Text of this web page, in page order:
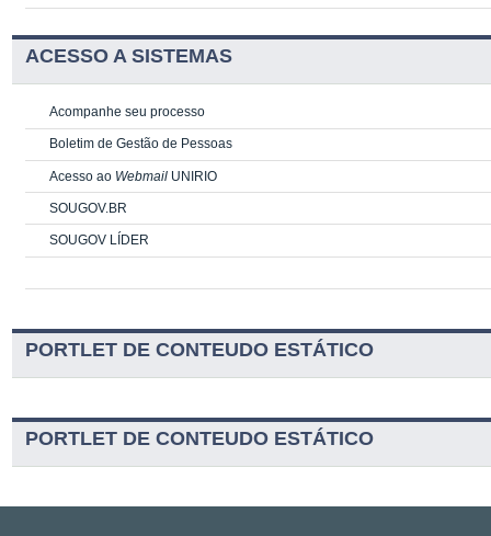
ACESSO A SISTEMAS
Acompanhe seu processo
Boletim de Gestão de Pessoas
Acesso ao Webmail UNIRIO
SOUGOV.BR
SOUGOV LÍDER
PORTLET DE CONTEUDO ESTÁTICO
PORTLET DE CONTEUDO ESTÁTICO